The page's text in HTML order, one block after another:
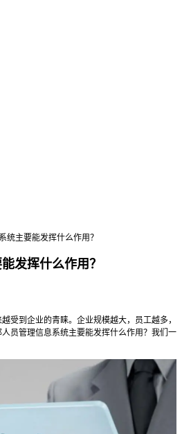
统主要能发挥什么作用？
发挥什么作用？
越受到企业的青睐。企业规模越大，员工越多，
员管理信息系统主要能发挥什么作用？我们一